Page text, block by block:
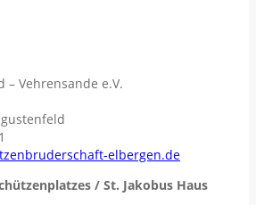
– Vehrensande e.V.
elbergen.de
/ St. Jakobus Haus